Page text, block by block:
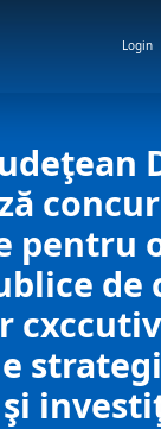
Login
pentru
de